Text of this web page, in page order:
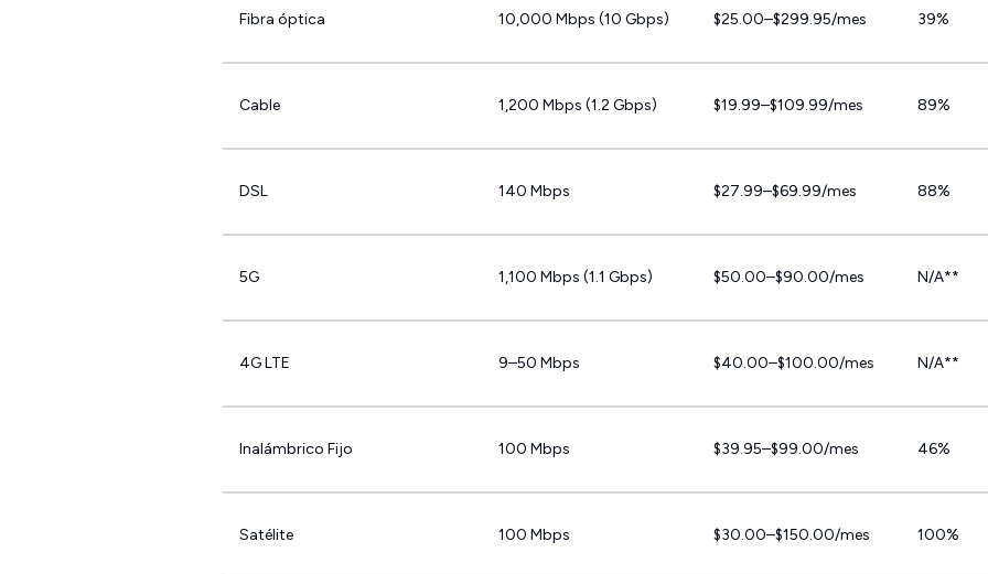
Fibra óptica 10,000 Mbps (10 Gbps) $25.00–$299.95/mes 39%
Cable 1,200 Mbps (1.2 Gbps) $19.99–$109.99/mes 89%
DSL 140 Mbps $27.99–$69.99/mes 88%
5G 1,100 Mbps (1.1 Gbps) $50.00–$90.00/mes N/A**
4G LTE 9–50 Mbps $40.00–$100.00/mes N/A**
Inalámbrico Fijo 100 Mbps $39.95–$99.00/mes 46%
Satélite 100 Mbps $30.00–$150.00/mes 100%